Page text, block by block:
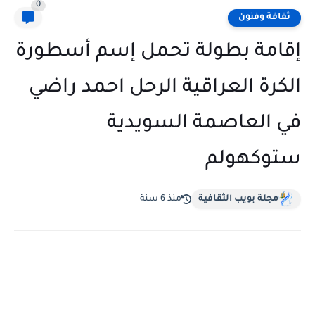
ثقافة وفنون
0
إقامة بطولة تحمل إسم أسطورة
الكرة العراقية الرحل احمد راضي
في العاصمة السويدية
ستوكهولم
مجلة بويب الثقافية منذ 6 سنة